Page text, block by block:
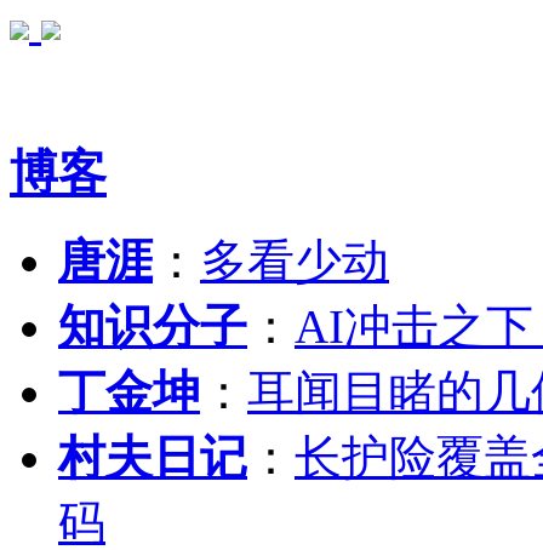
博客
唐涯： 多看少动
知识分子 ： AI冲击之
丁金坤 ： 耳闻目睹的
村夫日记 ： 长护险覆
码